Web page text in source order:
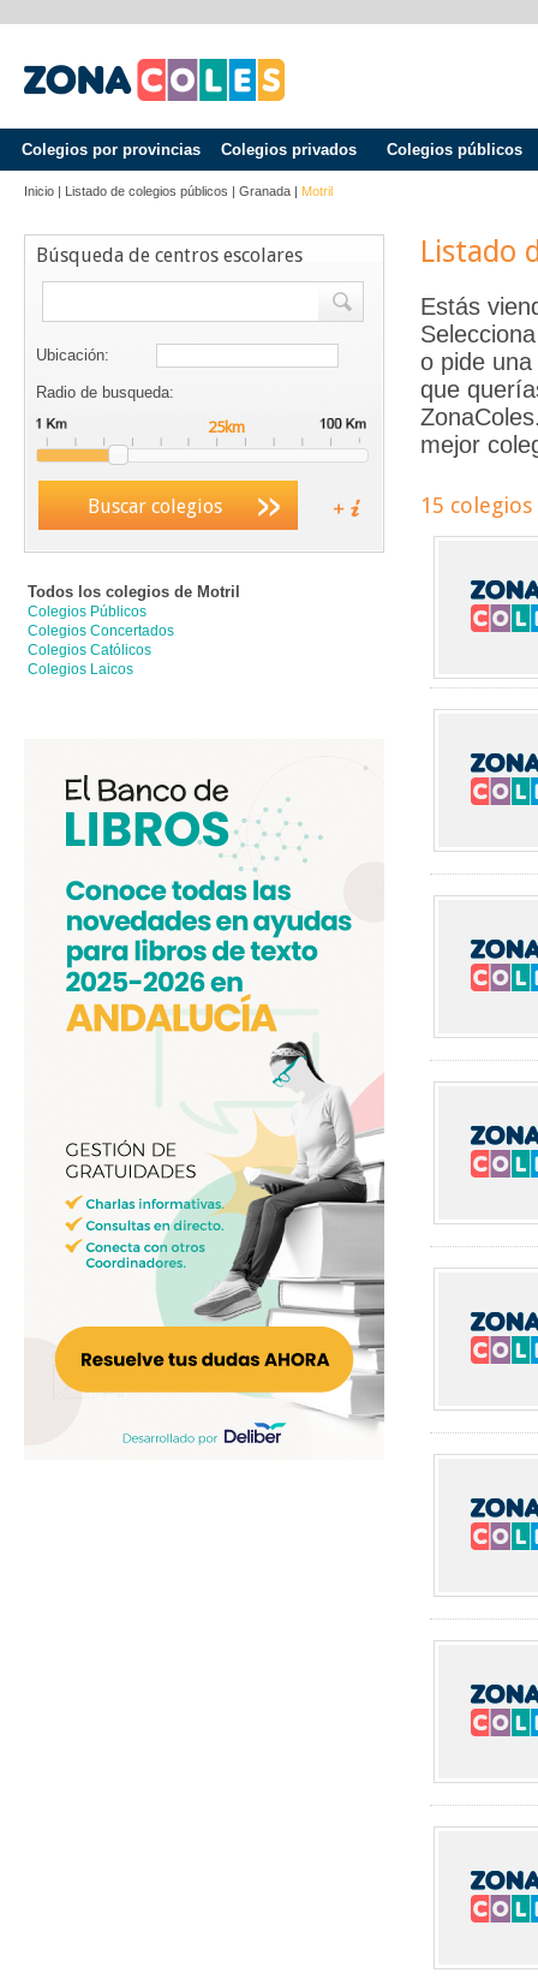
Colegios por provincias Colegios privados Colegios públicos
Inicio | Listado de colegios públicos | Granada | Motril
Búsqueda de centros escolares
Ubicación:
Radio de busqueda:
Buscar colegios
Todos los colegios de Motril
Colegios Públicos
Colegios Concertados
Colegios Católicos
Colegios Laicos
Listado
Estás
o pide
que
mejor
15